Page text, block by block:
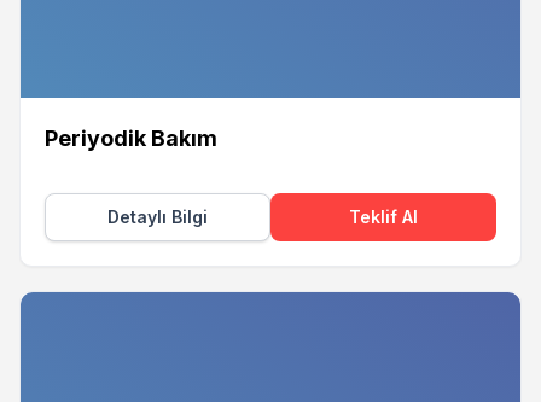
Periyodik Bakım
Detaylı Bilgi Teklif Al